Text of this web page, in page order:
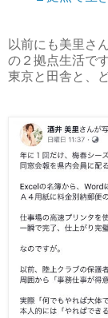
以前にも美里さ
の２拠点生活です
東京と田舎と、